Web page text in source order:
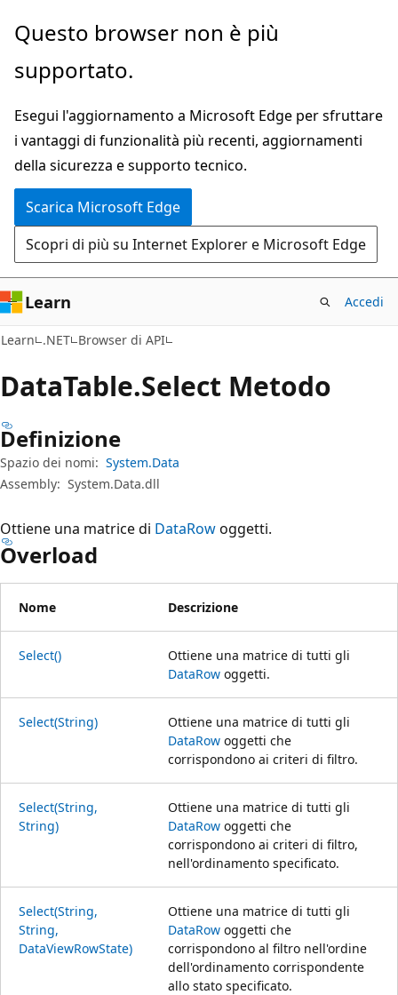
Ignora
passa
contenuto
principale
Passare
allo
spostamento
pagina
Questo browser non è più
supportato.
Esegui l'aggiornamento a Microsoft Edge per sfruttare
i vantaggi di funzionalità più recenti, aggiornamenti
della sicurezza e supporto tecnico.
Scarica Microsoft Edge
Scopri di più su Internet Explorer e Microsoft Edge
Learn Accedi
Learn .NET Browser di API
DataTable.Select Metodo
Definizione
Spazio dei nomi: System.Data
Assembly: System.Data.dll
Ottiene una matrice di DataRowoggetti.
Overload
Nome Descrizione
Select()
Ottiene una matrice di tutti gli
DataRow oggetti.
Select(String)
Ottiene una matrice di tutti gli
DataRow oggetti che
corrispondono ai criteri di filtro.
Select(String,
String)
Ottiene una matrice di tutti gli
DataRow oggetti che
corrispondono ai criteri di filtro,
nell'ordinamento specificato.
Select(String,
String,
DataViewRowState)
Ottiene una matrice di tutti gli
DataRow oggetti che
corrispondono al filtro nell'ordine
dell'ordinamento corrispondente
allo stato specificato.